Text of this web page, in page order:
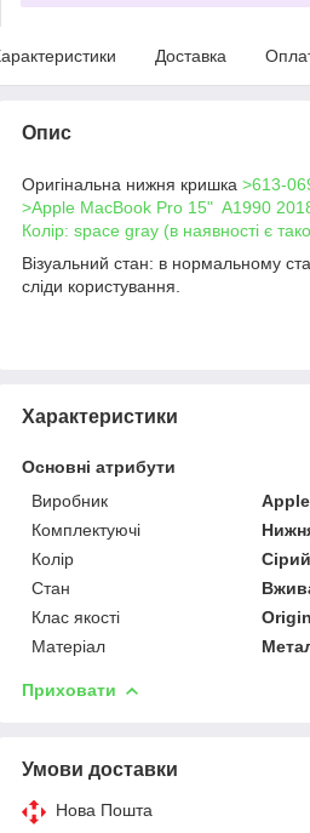
Доставка
Опис
Оригінальна нижня кришка >613-
>Apple MacBook Pro 15" A1990
Колір: space gray (в наявності є
Візуальний стан: в нормальному
сліди користування.
Характеристики
Основні атрибути
Виробник
Apple
Комплектуючі
Колір
Сірий
Стан
Клас якості
Матеріал
Приховати
Умови доставки
Нова Пошта